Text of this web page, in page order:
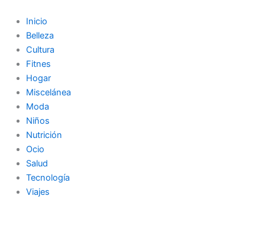
contenido
Inicio
Belleza
Cultura
Fitnes
Hogar
Miscelánea
Moda
Niños
Nutrición
Ocio
Salud
Tecnología
Viajes